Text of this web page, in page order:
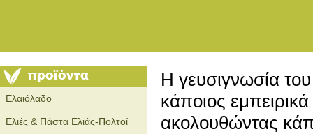
Ελαιόλαδο
Ελιές & Πάστα Ελιάς-Πολτοί
Η γευσιγνωσία
κάποιος
ακολουθώντας